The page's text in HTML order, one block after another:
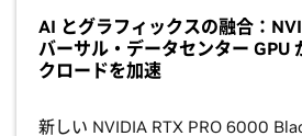
AI とグラフィックスの融合：
バーサル・データセンター GPU
クロードを加速
新しい NVIDIA RTX PRO 6000